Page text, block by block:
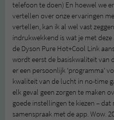
telefoon te doen) En hoewel we
vertellen over onze ervaringen
vertellen, kan ik al wel vast
indrukwekkend is wat je met
de Dyson Pure Hot+Cool Link
wordt eerst de basiskwaliteit
er een persoonlijk ‘programma’
kwaliteit van de lucht in no-time
elk geval geen zorgen te maken
goede instellingen te kiezen –
samenspraak met de app. Wow.